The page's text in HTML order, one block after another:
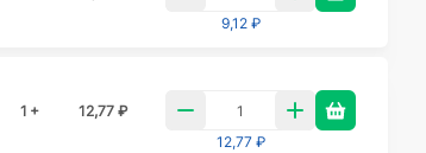
9,12 ₽
1 +
12,77 ₽
12,77 ₽